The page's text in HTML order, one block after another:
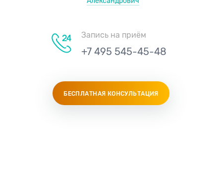
Запись на приём
+7 495 545-45-48
БЕСПЛАТНАЯ КОНСУЛЬТАЦИЯ